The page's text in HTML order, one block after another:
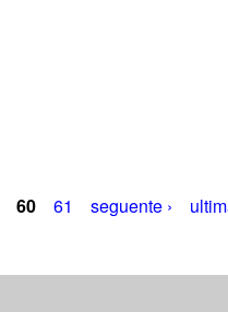
60 61 seguente ›